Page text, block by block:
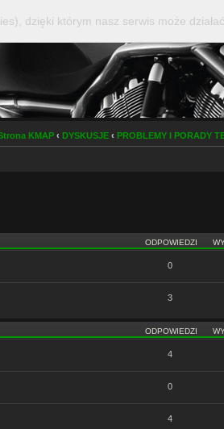
KMAP ‹ DYSKUSJE ‹ PROBLEMY I PORADY
ODPOWIEDZI
0
3
ODPOWIEDZI
4
0
4
dzięki którym nasz serwis może